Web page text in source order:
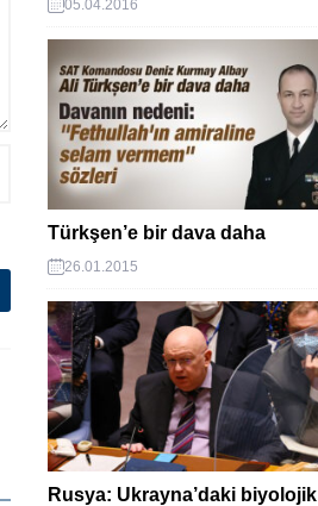
05.04.2016
Türkşen’e bir dava daha
26.01.2015
Rusya: Ukrayna’daki biyolojik